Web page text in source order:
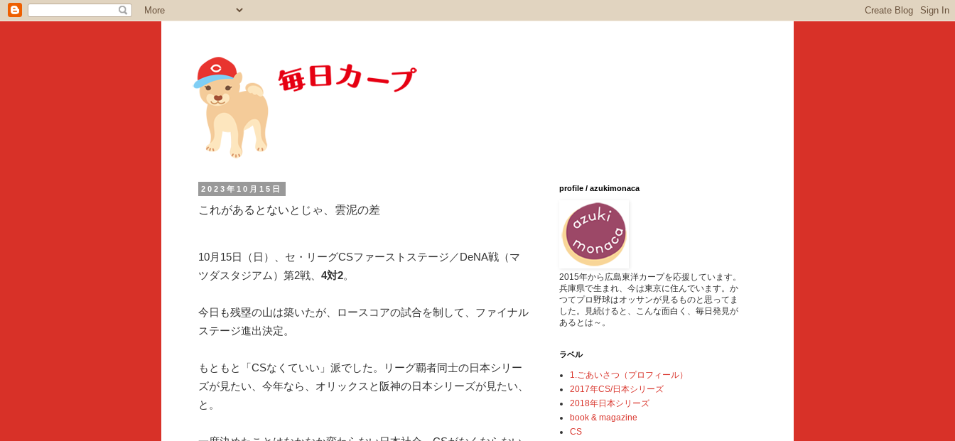
2023年10月15日
これがあるとないとじゃ、雲泥の差
10月15日（日）、セ・リーグCSファーストステージ／DeNA戦（マ
ツダスタジアム）第2戦、 4対2。
今日も残塁の山は築いたが、ロースコアの試合を制して、ファイナル
ステージ進出決定。
もともと「CSなくていい」派でした。リーグ覇者同士の日本シリー
ズが見たい、今年なら、オリックスと阪神の日本シリーズが見たい、
と。
profile / azukimonaca
2015年から広島東洋カープを応援しています。
兵庫県で生まれ、今は東京に住んでいます。か
つてプロ野球はオッサンが見るものと思ってま
した。見続けると、こんな面白く、毎日発見が
あるとは～。
ラベル
1.ごあいさつ（プロフィール）
2017年CS/日本シリーズ
2018年日本シリーズ
book & magazine
CS